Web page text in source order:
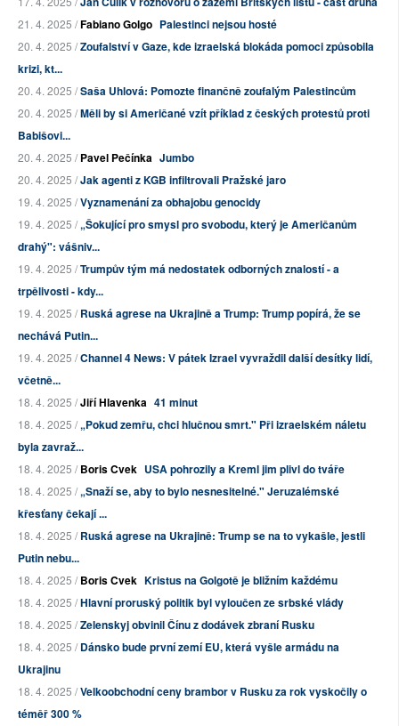
21. 4. 2025 /Fabiano Golgo Palestinci nejsou hosté
20. 4. 2025 /Zoufalství v Gaze, kde izraelská blokáda pomoci způsobila
krizi, kt...
20. 4. 2025 /Saša Uhlová: Pomozte finančně zoufalým Palestincům
20. 4. 2025 /Měli by si Američané vzít příklad z českých protestů proti
Babišovi...
20. 4. 2025 /Pavel Pečínka Jumbo
20. 4. 2025 /Jak agenti z KGB infiltrovali Pražské jaro
19. 4. 2025 /Vyznamenání za obhajobu genocidy
19. 4. 2025 /„Šokující pro smysl pro svobodu, který je Američanům
drahý": vášniv...
19. 4. 2025 /Trumpův tým má nedostatek odborných znalostí - a
trpělivosti - kdy...
19. 4. 2025 /Ruská agrese na Ukrajině a Trump: Trump popírá, že se
nechává Putin...
19. 4. 2025 /Channel 4 News: V pátek Izrael vyvraždil další desítky lidí,
včetně...
18. 4. 2025 /Jiří Hlavenka 41 minut
18. 4. 2025 /„Pokud zemřu, chci hlučnou smrt." Při izraelském náletu
byla zavraž...
18. 4. 2025 /Boris Cvek USA pohrozily a Kreml jim plivl do tváře
18. 4. 2025 /„Snaží se, aby to bylo nesnesitelné." Jeruzalémské
křesťany čekají ...
18. 4. 2025 /Ruská agrese na Ukrajině: Trump se na to vykašle, jestli
Putin nebu...
18. 4. 2025 /Boris Cvek Kristus na Golgotě je bližním každému
18. 4. 2025 /Hlavní proruský politik byl vyloučen ze srbské vlády
18. 4. 2025 /Zelenskyj obvinil Čínu z dodávek zbraní Rusku
18. 4. 2025 /Dánsko bude první zemí EU, která vyšle armádu na
Ukrajinu
18. 4. 2025 /Velkoobchodní ceny brambor v Rusku za rok vyskočily o
téměř 300 %